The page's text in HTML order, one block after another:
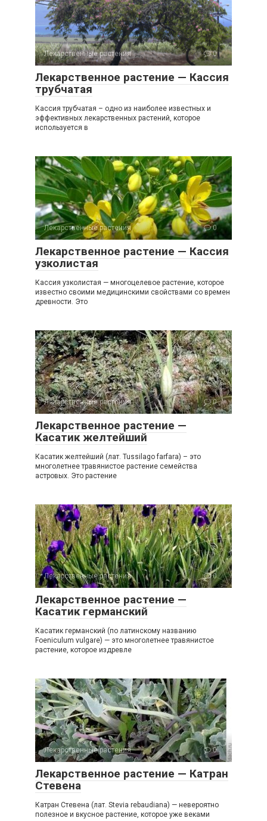
Лекарственные растения 0
Лекарственное растение — Кассия
трубчатая
Кассия трубчатая – одно из наиболее известных и
эффективных лекарственных растений, которое
используется в
Лекарственные растения 0
Лекарственное растение — Кассия
узколистая
Кассия узколистая — многоцелевое растение, которое
известно своими медицинскими свойствами со времен
древности. Это
Лекарственные растения 0
Лекарственное растение —
Касатик желтейший
Касатик желтейший (лат. Tussilago farfara) – это
многолетнее травянистое растение семейства
астровых. Это растение
Лекарственные растения 0
Лекарственное растение —
Касатик германский
Касатик германский (по латинскому названию
Foeniculum vulgare) — это многолетнее травянистое
растение, которое издревле
Лекарственные растения 0
Лекарственное растение — Катран
Стевена
Катран Стевена (лат. Stevia rebaudiana) — невероятно
полезное и вкусное растение, которое уже веками